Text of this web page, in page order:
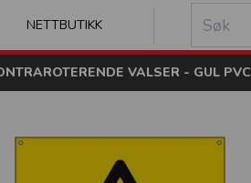
skilt
NETTBUTIKK
VALSER - GUL PVC